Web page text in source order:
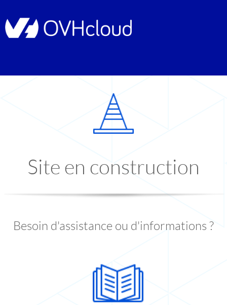
Site en construction
Besoin d'assistance ou d'informations ?